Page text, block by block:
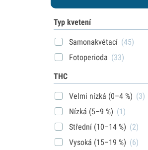
Typ kvetení
Samonakvétací (45)
Fotoperioda (33)
THC
Velmi nízká (0–4 %) (3)
Nízká (5–9 %) (1)
Střední (10–14 %) (2)
Vysoká (15–19 %) (6)